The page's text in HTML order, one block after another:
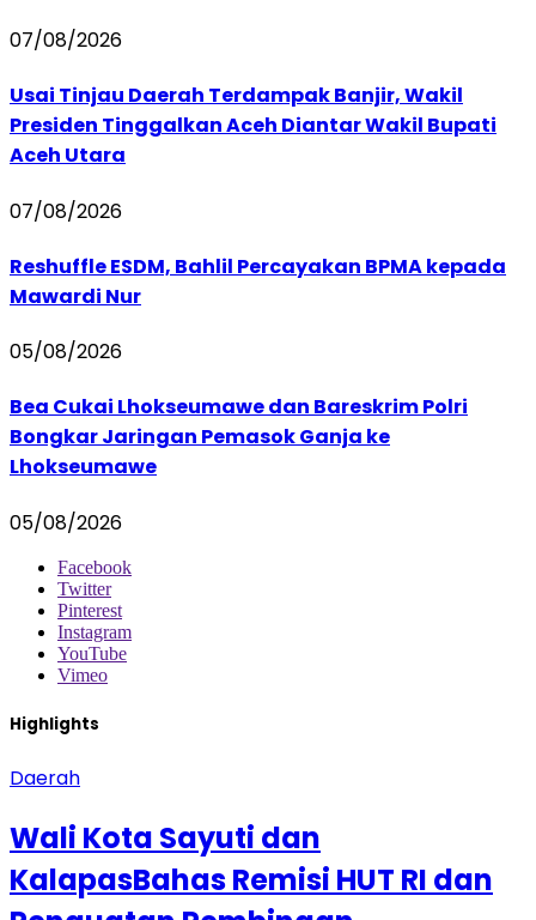
07/08/2026
Usai Tinjau Daerah Terdampak Banjir, Wakil
Presiden Tinggalkan Aceh Diantar Wakil Bupati
Aceh Utara
07/08/2026
Reshuffle ESDM, Bahlil Percayakan BPMA kepada
Mawardi Nur
05/08/2026
Bea Cukai Lhokseumawe dan Bareskrim Polri
Bongkar Jaringan Pemasok Ganja ke
Lhokseumawe
05/08/2026
Facebook
Twitter
Pinterest
Instagram
YouTube
Vimeo
Highlights
Daerah
Wali Kota Sayuti dan
KalapasBahas Remisi HUT RI dan